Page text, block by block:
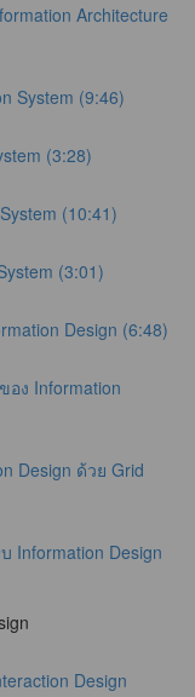
Architecture
System (9:46)
(3:28)
(10:41)
(3:01)
Design (6:48)
อง Information
Design ด้วย Grid
Information Design
Design